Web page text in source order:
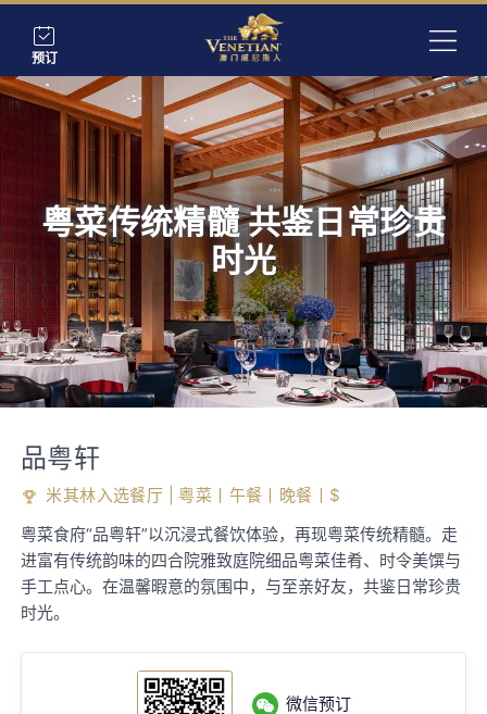
预订
粤菜传统精髓 共鉴日常珍贵
时光
品粤轩
米其林入选餐厅 | 粤菜丨午餐丨晚餐丨$
粤菜食府“品粤轩”以沉浸式餐饮体验，再现粤菜传统精髓。走
进富有传统韵味的四合院雅致庭院细品粤菜佳肴、时令美馔与
手工点心。在温馨暇意的氛围中，与至亲好友，共鉴日常珍贵
时光。
微信预订